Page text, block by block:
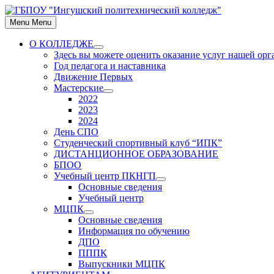
Skip
to
content
Menu Menu
О КОЛЛЕДЖЕ
Show
sub
menu
Здесь вы можете оценить оказание услуг нашей
Год педагога и наставника
Движение Первых
Мастерские
Show
2022
2023
2024
День СПО
Студенческий спортивный клуб “ИПК”
ДИСТАНЦИОННОЕ ОБРАЗОВАНИЕ
БПОО
Учебный центр ПКНГП
Show
sub
Основные сведения
Учебный центр
МЦПК
Show
sub
menu
Основные сведения
Информация по обучению
ДПО
ПППК
Выпускники МЦПК